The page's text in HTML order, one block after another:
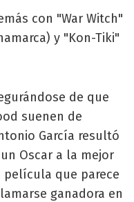
con "War Witch"
y "Kon-Tiki"
de que
suenen de
García resultó
Oscar a la mejor
película que parece
ganadora en